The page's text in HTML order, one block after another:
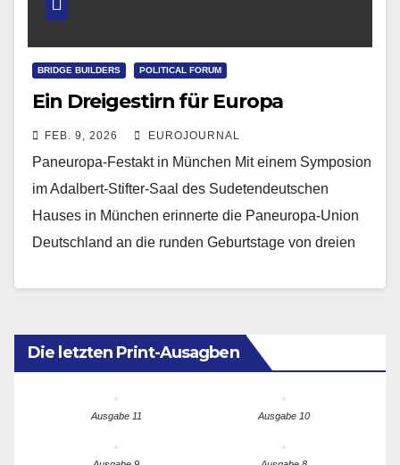
BRIDGE BUILDERS POLITICAL FORUM
Ein Dreigestirn für Europa
FEB. 9, 2026 EUROJOURNAL
Paneuropa-Festakt in München Mit einem Symposion
im Adalbert-Stifter-Saal des Sudetendeutschen
Hauses in München erinnerte die Paneuropa-Union
Deutschland an die runden Geburtstage von dreien
Die letzten Print-Ausagben
Ausgabe 11 Ausgabe 10